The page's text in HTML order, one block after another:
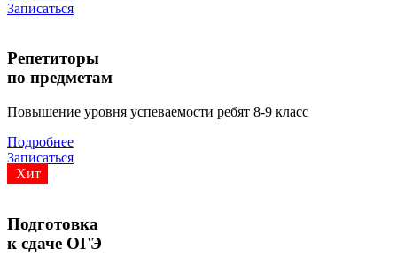
Записаться
Репетиторы
по предметам
Повышение уровня успеваемости ребят 8-9 класс
Подробнее
Записаться
Хит
Подготовка
к сдаче ОГЭ